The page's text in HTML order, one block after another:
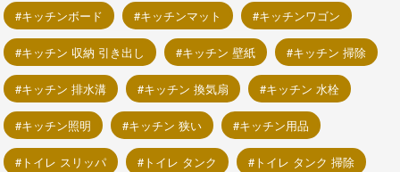
キッチンボード キッチンマット キッチンワゴン
キッチン 収納 引き出し キッチン 壁紙 キッチン 掃除
キッチン 排水溝 キッチン 換気扇 キッチン 水栓
キッチン照明 キッチン 狭い キッチン用品
トイレ スリッパ トイレ タンク トイレ タンク 掃除